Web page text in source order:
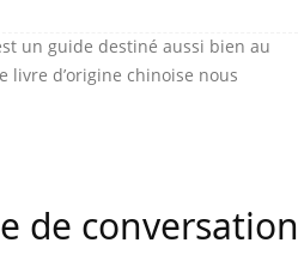
un guide destiné aussi bien au
livre d’origine chinoise nous
de conversation